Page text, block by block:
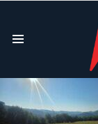
STORIES